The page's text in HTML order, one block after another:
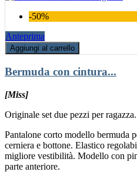
-50%
Anteprima
Aggiungi al carrello
Bermuda con cintura...
[Miss]
Originale set due pezzi per ragazza.
Pantalone corto modello bermuda
cerniera e bottone. Elastico
migliore vestibilità. Modello con
parte anteriore.